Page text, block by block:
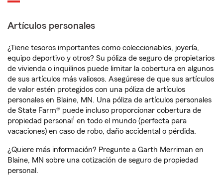
Artículos personales
¿Tiene tesoros importantes como coleccionables, joyería,
equipo deportivo y otros? Su póliza de seguro de propietarios
de vivienda o inquilinos puede limitar la cobertura en algunos
de sus artículos más valiosos. Asegúrese de que sus artículos
de valor estén protegidos con una póliza de artículos
personales en Blaine, MN. Una póliza de artículos personales
de State Farm® puede incluso proporcionar cobertura de
propiedad personal 1 en todo el mundo (perfecta para
vacaciones) en caso de robo, daño accidental o pérdida.
¿Quiere más información? Pregunte a Garth Merriman en
Blaine, MN sobre una cotización de seguro de propiedad
personal.